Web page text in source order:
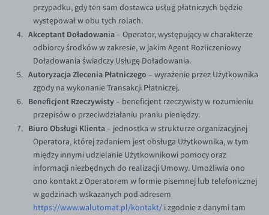
EUR/BGN
EUR/CAD
EUR/CNY
EUR/HKD
EUR/HUF
EUR/ILS
EUR/JPY
EUR/NZD
EUR/RON
EUR/SGD
EUR/TRY
przypadku, gdy ten sam dostawca usług płatniczych będzie
występował w obu tych rolach.
Akceptant Doładowania– Operator, występujący w charakterze
odbiorcy środków w zakresie, w jakim Agent Rozliczeniowy
Doładowania świadczy Usługę Doładowania.
Autoryzacja Zlecenia Płatniczego – wyrażenie przez Użytkownika
zgody na wykonanie Transakcji Płatniczej.
Beneficjent Rzeczywisty– beneficjent rzeczywisty w rozumieniu
przepisów o przeciwdziałaniu praniu pieniędzy.
Biuro Obsługi Klienta– jednostka w strukturze organizacyjnej
Operatora, której zadaniem jest obsługa Użytkownika, w tym
między innymi udzielanie Użytkownikowi pomocy oraz
informacji niezbędnych do realizacji Umowy. Umożliwia ono
ono kontakt z Operatorem w formie pisemnej lub telefonicznej
w godzinach wskazanych pod adresem
https://www.walutomat.pl/kontakt/ i zgodnie z danymi tam